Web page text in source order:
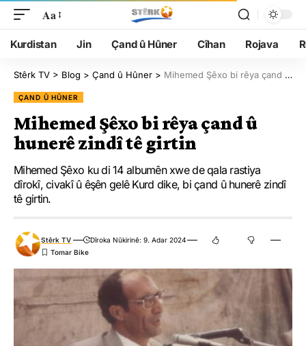
Aa
Kurdistan Jin Çand û Hûner Cîhan Rojava
Stêrk TV > Blog > Çand û Hûner > Mihemed Şêxo bi rêya çand û hunerê zindî tê girtin
ÇAND Û HÛNER
Mihemed Şêxo bi rêya çand û
hunerê zindî tê girtin
Mihemed Şêxo ku di 14 albumên xwe de qala rastiya
dîrokî, civakî û êşên gelê Kurd dike, bi çand û hunerê zindî
tê girtin.
Stêrk TV Dîroka Nûkirinê: 9. Adar 2024